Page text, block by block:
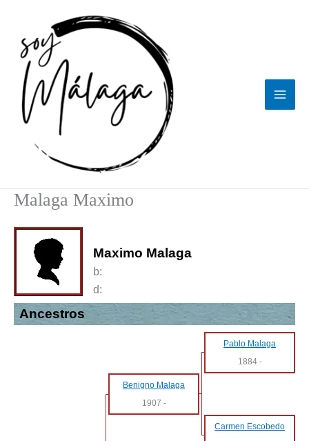
contenido
Malaga Maximo
Maximo Malaga
b:
d:
Ancestros
Pablo Malaga
1884-
Benigno Malaga
1907 -
Carmen Escobedo